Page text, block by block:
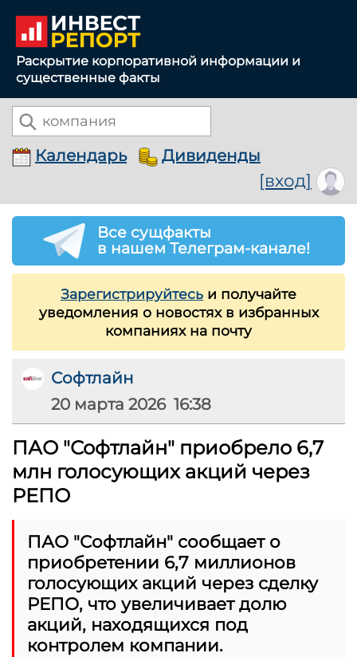
Раскрытие корпоративной информации и
существенные факты
Календарь Дивиденды
[вход]
Все сущфакты
в нашем Телеграм-канале!
Зарегистрируйтесь и получайте
уведомления о новостях в избранных
компаниях на почту
Софтлайн
20 марта 2026 16:38
ПАО "Софтлайн" приобрело 6,7
млн голосующих акций через
РЕПО
ПАО "Софтлайн" сообщает о
приобретении 6,7 миллионов
голосующих акций через сделку
РЕПО, что увеличивает долю
акций, находящихся под
контролем компании.